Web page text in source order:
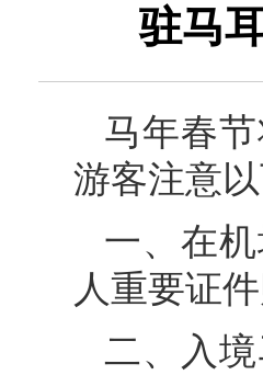
驻马
马年春
游客注意
一、在
人重要证
二、入